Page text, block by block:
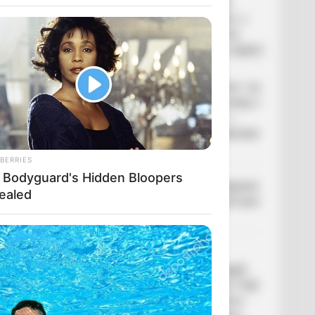
У селі на Закарпатті жінки
взялися засипати джерело, з
якого люди набирали питну
воду: що сталося? (фото, відео)
До $20 тисяч за «списання»: на
Закарпатті розслідують схему з
військовозобов’язаними —
підозри отримали екскерівники
Мукачівського ТЦК
У Ясінянській громаді відкрили
підтримки (фото)
Катування, кайданки та
незаконне утримання людей:
працівника Ужгородського ТЦК
судитимуть, дії ще двох його
Hidden Bloopers